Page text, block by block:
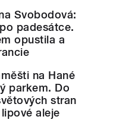
Svobodová:
padesátce.
opustila a
na Hané
parkem. Do
stran
aleje